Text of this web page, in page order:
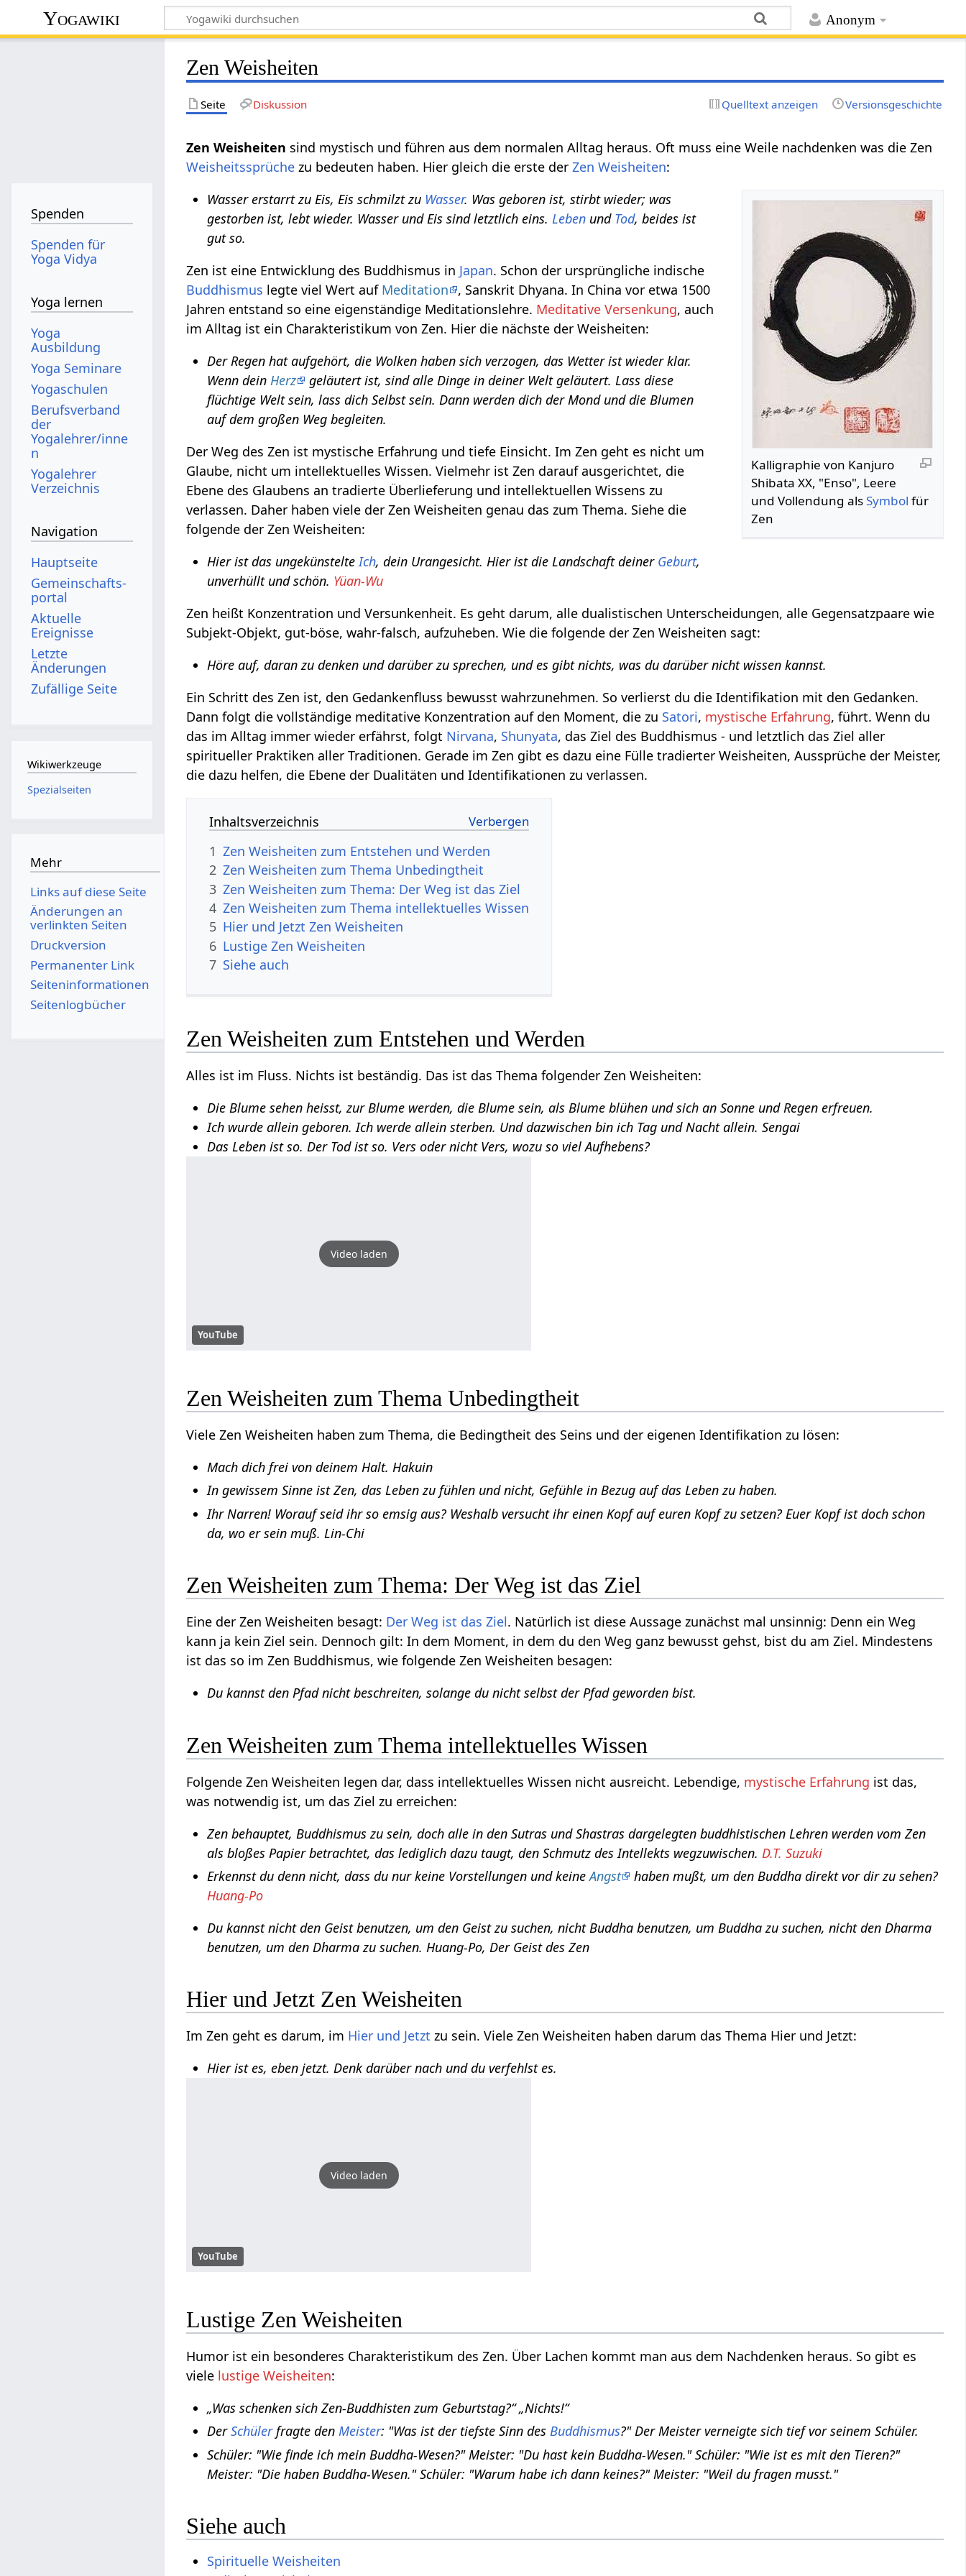
Anonym
Yogawiki
Zen Weisheiten
Seite Diskussion Quelltext anzeigen Versionsgeschichte
Zen Weisheiten sind mystisch und führen aus dem normalen Alltag heraus. Oft muss eine Weile nachdenken was die Zen
Weisheitssprüche zu bedeuten haben. Hier gleich die erste derZen Weisheiten:
Kalligraphie von Kanjuro
Shibata XX, "Enso", Leere
und Vollendung als Symbol für
Zen
Wasser erstarrt zu Eis, Eis schmilzt zu Wasser. Was geboren ist, stirbt wieder; was
gestorben ist, lebt wieder. Wasser und Eis sind letztlich eins. Leben und Tod, beides ist
gut so.
Zen ist eine Entwicklung des Buddhismus in Japan. Schon der ursprüngliche indische
Buddhismus legte viel Wert auf Meditation
, Sanskrit Dhyana. In China vor etwa 1500
Jahren entstand so eine eigenständige Meditationslehre. Meditative Versenkung, auch
im Alltag ist ein Charakteristikum von Zen. Hier die nächste der Weisheiten:
Der Regen hat aufgehört, die Wolken haben sich verzogen, das Wetter ist wieder klar.
Wenn dein Herz
geläutert ist, sind alle Dinge in deiner Welt geläutert. Lass diese
flüchtige Welt sein, lass dich Selbst sein. Dann werden dich der Mond und die Blumen
auf dem großen Weg begleiten.
Der Weg des Zen ist mystische Erfahrung und tiefe Einsicht. Im Zen geht es nicht um
Glaube, nicht um intellektuelles Wissen. Vielmehr ist Zen darauf ausgerichtet, die
Ebene des Glaubens an tradierte Überlieferung und intellektuellen Wissens zu
verlassen. Daher haben viele der Zen Weisheiten genau das zum Thema. Siehe die
folgende der Zen Weisheiten:
Hier ist das ungekünstelte Ich, dein Urangesicht. Hier ist die Landschaft deiner Geburt,
unverhüllt und schön. Yüan-Wu
Zen heißt Konzentration und Versunkenheit. Es geht darum, alle dualistischen Unterscheidungen, alle Gegensatzpaare wie
Subjekt-Objekt, gut-böse, wahr-falsch, aufzuheben. Wie die folgende der Zen Weisheiten sagt:
Höre auf, daran zu denken und darüber zu sprechen, und es gibt nichts, was du darüber nicht wissen kannst.
Ein Schritt des Zen ist, den Gedankenfluss bewusst wahrzunehmen. So verlierst du die Identifikation mit den Gedanken.
Dann folgt die vollständige meditative Konzentration auf den Moment, die zu Satori, mystische Erfahrung, führt. Wenn du
das im Alltag immer wieder erfährst, folgt Nirvana, Shunyata, das Ziel des Buddhismus - und letztlich das Ziel aller
spiritueller Praktiken aller Traditionen. Gerade im Zen gibt es dazu eine Fülle tradierter Weisheiten, Aussprüche der Meister,
die dazu helfen, die Ebene der Dualitäten und Identifikationen zu verlassen.
Inhaltsverzeichnis
1 Zen Weisheiten zum Entstehen und Werden
2 Zen Weisheiten zum Thema Unbedingtheit
3 Zen Weisheiten zum Thema: Der Weg ist das Ziel
4 Zen Weisheiten zum Thema intellektuelles Wissen
5 Hier und Jetzt Zen Weisheiten
6 Lustige Zen Weisheiten
7 Siehe auch
Zen Weisheiten zum Entstehen und Werden
Alles ist im Fluss. Nichts ist beständig. Das ist das Thema folgender Zen Weisheiten:
Die Blume sehen heisst, zur Blume werden, die Blume sein, als Blume blühen und sich an Sonne und Regen erfreuen.
Ich wurde allein geboren. Ich werde allein sterben. Und dazwischen bin ich Tag und Nacht allein. Sengai
Das Leben ist so. Der Tod ist so. Vers oder nicht Vers, wozu so viel Aufhebens?
Video laden
YouTube
Zen Weisheiten zum Thema Unbedingtheit
Viele Zen Weisheiten haben zum Thema, die Bedingtheit des Seins und der eigenen Identifikation zu lösen:
Mach dich frei von deinem Halt. Hakuin
In gewissem Sinne ist Zen, das Leben zu fühlen und nicht, Gefühle in Bezug auf das Leben zu haben.
Ihr Narren! Worauf seid ihr so emsig aus? Weshalb versucht ihr einen Kopf auf euren Kopf zu setzen? Euer Kopf ist doch schon
da, wo er sein muß. Lin-Chi
Zen Weisheiten zum Thema: Der Weg ist das Ziel
Eine der Zen Weisheiten besagt: Der Weg ist das Ziel. Natürlich ist diese Aussage zunächst mal unsinnig: Denn ein Weg
kann ja kein Ziel sein. Dennoch gilt: In dem Moment, in dem du den Weg ganz bewusst gehst, bist du am Ziel. Mindestens
ist das so im Zen Buddhismus, wie folgende Zen Weisheiten besagen:
Du kannst den Pfad nicht beschreiten, solange du nicht selbst der Pfad geworden bist.
Zen Weisheiten zum Thema intellektuelles Wissen
Folgende Zen Weisheiten legen dar, dass intellektuelles Wissen nicht ausreicht. Lebendige, mystische Erfahrung ist das,
was notwendig ist, um das Ziel zu erreichen:
Zen behauptet, Buddhismus zu sein, doch alle in den Sutras und Shastras dargelegten buddhistischen Lehren werden vom Zen
als bloßes Papier betrachtet, das lediglich dazu taugt, den Schmutz des Intellekts wegzuwischen. D.T. Suzuki
Erkennst du denn nicht, dass du nur keine Vorstellungen und keineAngst
haben mußt, um den Buddha direkt vor dir zu sehen?
Huang-Po
Du kannst nicht den Geist benutzen, um den Geist zu suchen, nicht Buddha benutzen, um Buddha zu suchen, nicht den Dharma
benutzen, um den Dharma zu suchen. Huang-Po, Der Geist des Zen
Hier und Jetzt Zen Weisheiten
Im Zen geht es darum, im Hier und Jetzt zu sein. Viele Zen Weisheiten haben darum das Thema Hier und Jetzt:
Hier ist es, eben jetzt. Denk darüber nach und du verfehlst es.
Video laden
YouTube
Lustige Zen Weisheiten
Humor ist ein besonderes Charakteristikum des Zen. Über Lachen kommt man aus dem Nachdenken heraus. So gibt es
viele lustige Weisheiten:
„Was schenken sich Zen-Buddhisten zum Geburtstag?“ „Nichts!“
DerSchülerfragte denMeister: "Was ist der tiefste Sinn desBuddhismus?" Der Meister verneigte sich tief vor seinem Schüler.
Schüler: "Wie finde ich mein Buddha-Wesen?" Meister: "Du hast kein Buddha-Wesen." Schüler: "Wie ist es mit den Tieren?"
Meister: "Die haben Buddha-Wesen." Schüler: "Warum habe ich dann keines?" Meister: "Weil du fragen musst."
Siehe auch
Spirituelle Weisheiten
Spenden
Spenden für
Yoga Vidya
Yoga lernen
Yoga
Ausbildung
Yoga Seminare
Yogaschulen
Berufsverband
der
Yogalehrer/inne
n
Yogalehrer
Verzeichnis
Navigation
Hauptseite
Gemeinschafts­
portal
Aktuelle
Ereignisse
Letzte
Änderungen
Zufällige Seite
Wikiwerkzeuge
Spezialseiten
Mehr
Links auf diese Seite
Änderungen an
verlinkten Seiten
Druckversion
Permanenter Link
Seiten­­informationen
Seitenlogbücher